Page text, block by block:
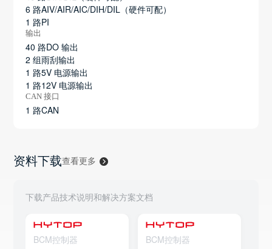
6 路AIV/AIR/AIC/DIH/DIL（硬件可配）
1 路PI
输出
40 路DO 输出
2 组雨刮输出
1 路5V 电源输出
1 路12V 电源输出
CAN 接口
1 路CAN
资料下载查看更多
下载产品技术说明和解决方案文档
BCM控制器 BCM控制器